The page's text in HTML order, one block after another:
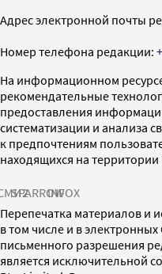
Адрес электронной почты
Номер телефона редакции:
На информационном
рекомендательные
предоставления
систематизации и анализа
к предпочтениям
находящихся на
SPARROWINFOX
Перепечатка материалов и
в том числе и в
письменного разрешения
является исключительной